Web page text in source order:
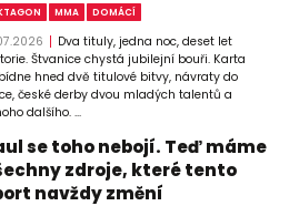
MMA DOMÁCÍ
Dva tituly, jedna noc, deset let
Štvanice chystá jubilejní bouři. Karta
hned dvě titulové bitvy, návraty do
české derby dvou mladých talentů a
dalšího. ...
se toho nebojí. Teď máme
zdroje, které tento
navždy změní